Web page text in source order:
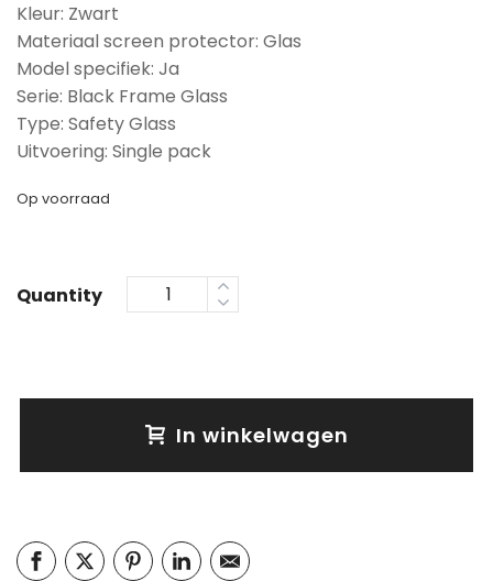
Kleur: Zwart
Materiaal screen protector: Glas
Model specifiek: Ja
Serie: Black Frame Glass
Type: Safety Glass
Uitvoering: Single pack
Op voorraad
Quantity
In winkelwagen